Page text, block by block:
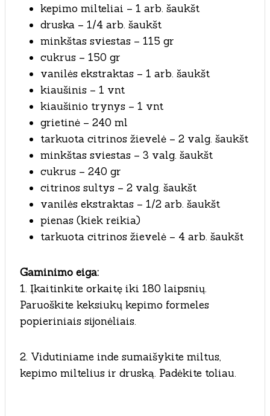
kepimo milteliai – 1 arb. šaukšt
druska – 1/4 arb. šaukšt
minkštas sviestas – 115 gr
cukrus – 150 gr
vanilės ekstraktas – 1 arb. šaukšt
kiaušinis – 1 vnt
kiaušinio trynys – 1 vnt
grietinė – 240 ml
tarkuota citrinos žievelė – 2 valg. šaukšt
minkštas sviestas – 3 valg. šaukšt
cukrus – 240 gr
citrinos sultys – 2 valg. šaukšt
vanilės ekstraktas – 1/2 arb. šaukšt
pienas (kiek reikia)
tarkuota citrinos žievelė – 4 arb. šaukšt
Gaminimo eiga:
1. Įkaitinkite orkaitę iki 180 laipsnių.
Paruoškite keksiukų kepimo formeles
popieriniais sijonėliais.
2. Vidutiniame inde sumaišykite miltus,
kepimo miltelius ir druską. Padėkite toliau.